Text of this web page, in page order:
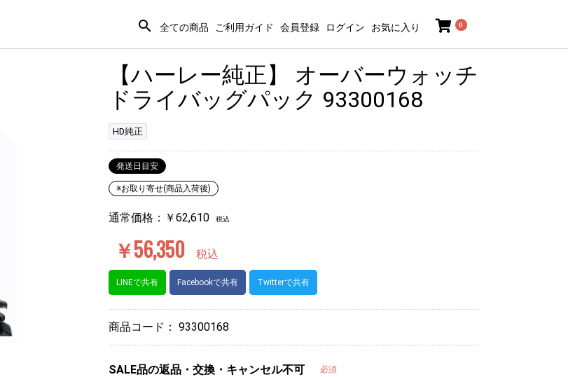
search 全ての商品 ご利用ガイド 会員登録 ログイン お気に入り 0
【ハーレー純正】 オーバーウォッチ
ドライバッグパック 93300168
HD純正
発送日目安
※お取り寄せ(商品入荷後)
通常価格：￥62,610 税込
￥56,350 税込
LINEで共有 Facebookで共有 Twitterで共有
商品コード： 93300168
SALE品の返品・交換・キャンセル不可 必須